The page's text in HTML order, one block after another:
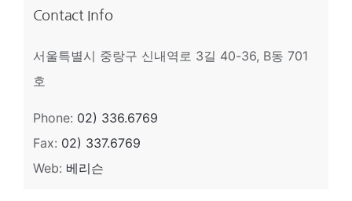
Contact Info
서울특별시 중랑구 신내역로 3길 40-36, B동 701
호
Phone: 02) 336.6769
Fax: 02) 337.6769
Web: 베리슨